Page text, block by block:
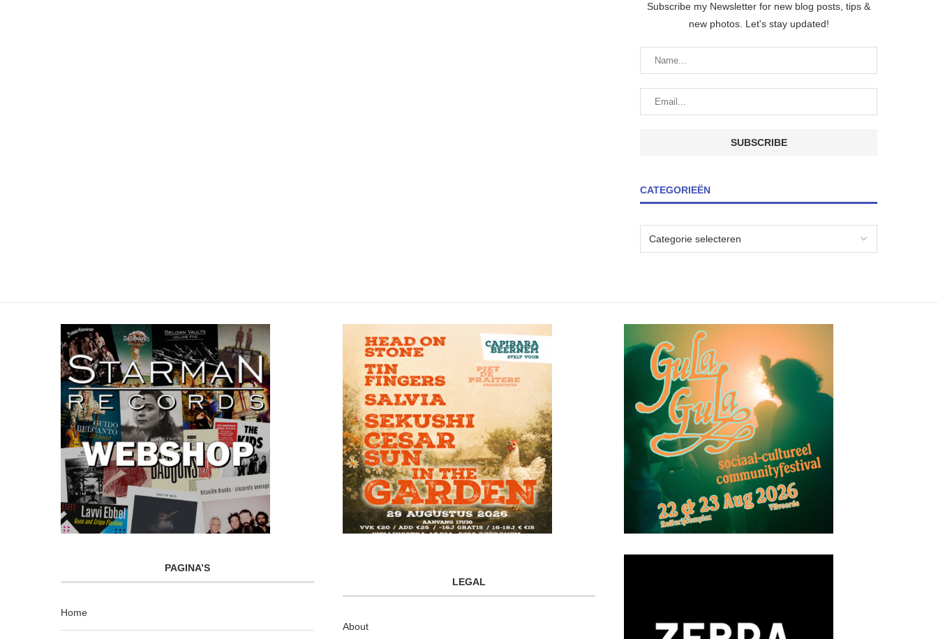
Subscribe my Newsletter for new blog posts, tips &
new photos. Let's stay updated!
CATEGORIEËN
PAGINA’S
Home
LEGAL
About